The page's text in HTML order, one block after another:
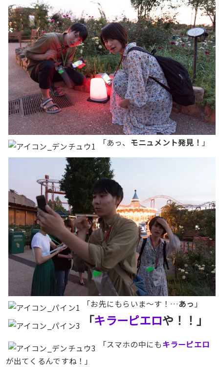
「あっ、 モニュメント発見！ 」
「お先にもらいま〜す！…あっ 」
「キラーピエロや！！」
「スマホの中にもキラーピエロ
が出てくるんですね！」